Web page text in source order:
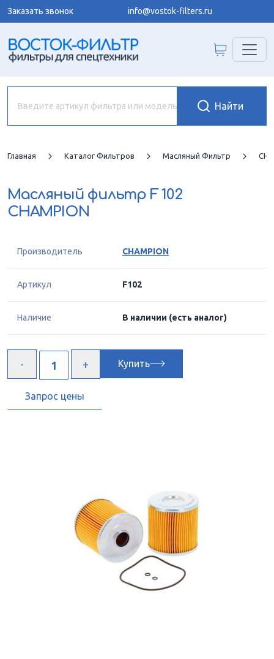
Заказать звонок info@vostok-filters.ru
Главная Каталог Фильтров Масляный Фильтр
Масляный фильтр F 102
CHAMPION
Производитель CHAMPION
Артикул F102
Наличие В наличии (есть аналог)
Купить
Запрос цены